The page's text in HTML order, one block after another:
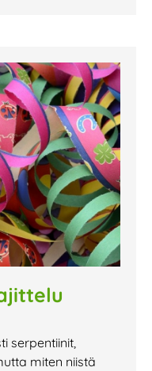
serpentiinit,
miten niistä